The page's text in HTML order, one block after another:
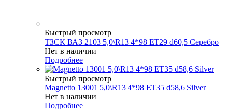
Быстрый просмотр
ТЗСК ВАЗ 2103 5,0\R13 4*98 ET29 d60,5 Серебро
Нет в наличии
Подробнее
Быстрый просмотр
Magnetto 13001 5,0\R13 4*98 ET35 d58,6 Silver
Нет в наличии
Подробнее